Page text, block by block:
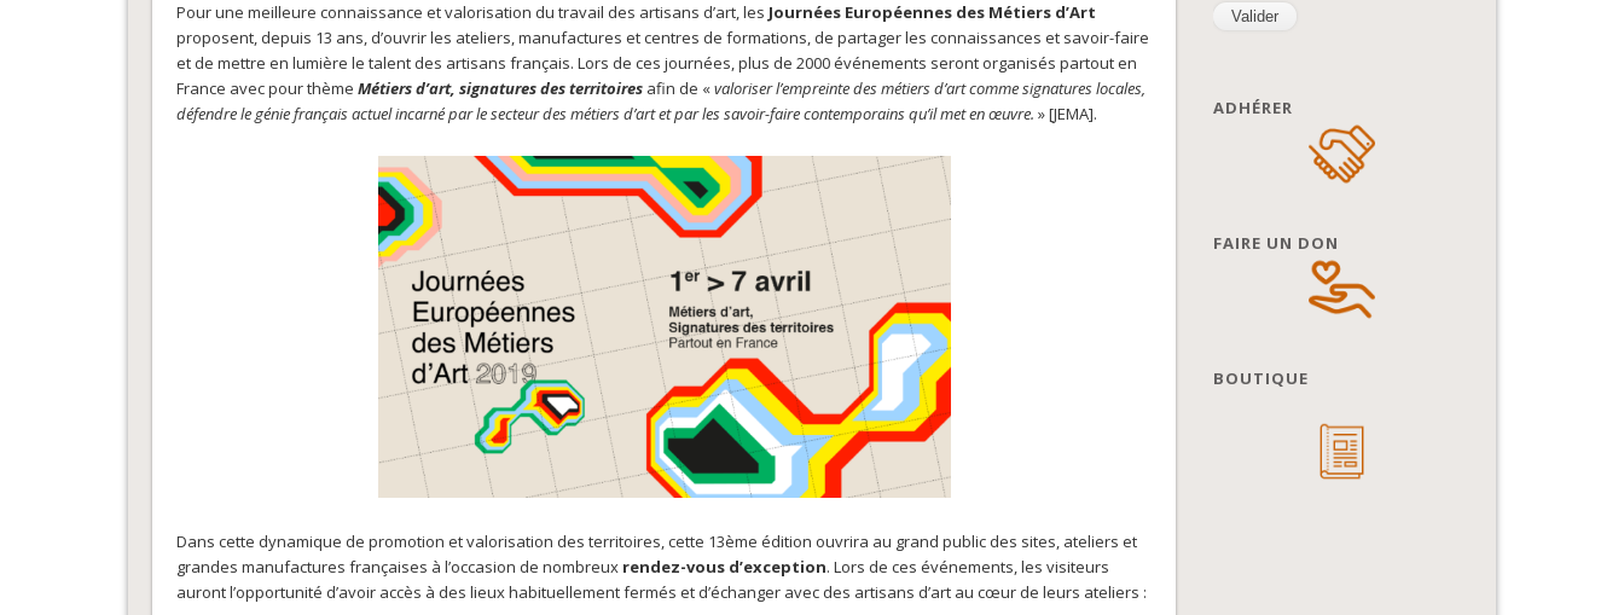
Pour une meilleure connaissance et valorisation du travail des artisans d’art, les Journées Européennes des Métiers d’Art
proposent, depuis 13 ans, d’ouvrir les ateliers, manufactures et centres de formations, de partager les connaissances et savoir-faire
et de mettre en lumière le talent des artisans français. Lors de ces journées, plus de 2000 événements seront organisés partout en
France avec pour thème Métiers d’art, signatures des territoiresafin de «valoriser l’empreinte des métiers d’art comme signatures locales,
défendre le génie français actuel incarné par le secteur des métiers d’art et par les savoir-faire contemporains qu’il met en œuvre. » [JEMA].
Dans cette dynamique de promotion et valorisation des territoires, cette 13ème édition ouvrira au grand public des sites, ateliers et
grandes manufactures françaises à l’occasion de nombreux rendez-vous d’exception. Lors de ces événements, les visiteurs
auront l’opportunité d’avoir accès à des lieux habituellement fermés et d’échanger avec des artisans d’art au cœur de leurs ateliers :
ADHÉRER
FAIRE UN DON
BOUTIQUE